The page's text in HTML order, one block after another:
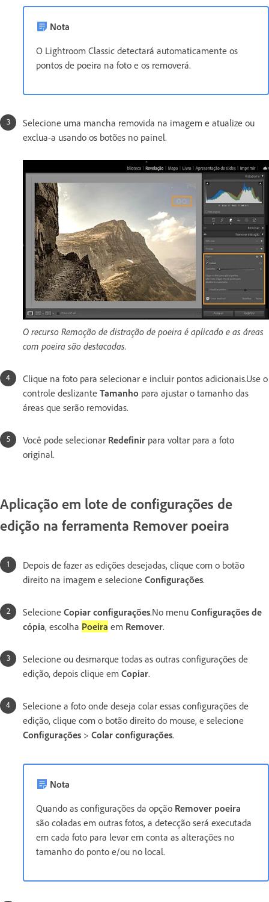
Nota
O Lightroom Classic detectará automaticamente os
pontos de poeira na foto e os removerá.
Selecione uma mancha removida na imagem e atualize ou
exclua-a usando os botões no painel.
O recurso Remoção de distração de poeira é aplicado e as áreas
com poeira são destacadas.
Clique na foto para selecionar e incluir pontos adicionais.Use o
controle deslizante Tamanho para ajustar o tamanho das
áreas que serão removidas.
Você pode selecionar Redefinir para voltar para a foto
original.
Aplicação em lote de configurações de
edição na ferramenta Remover poeira
Depois de fazer as edições desejadas, clique com o botão
direito na imagem e selecione Configurações.
Selecione Copiar configurações.No menu Configurações de
cópia, escolha Poeira em Remover.
Selecione ou desmarque todas as outras configurações de
edição, depois clique em Copiar.
Selecione a foto onde deseja colar essas configurações de
edição, clique com o botão direito do mouse, e selecione
Configurações > Colar configurações.
Nota
Quando as configurações da opção Remover poeira
são coladas em outras fotos, a detecção será executada
em cada foto para levar em conta as alterações no
tamanho do ponto e/ou no local.